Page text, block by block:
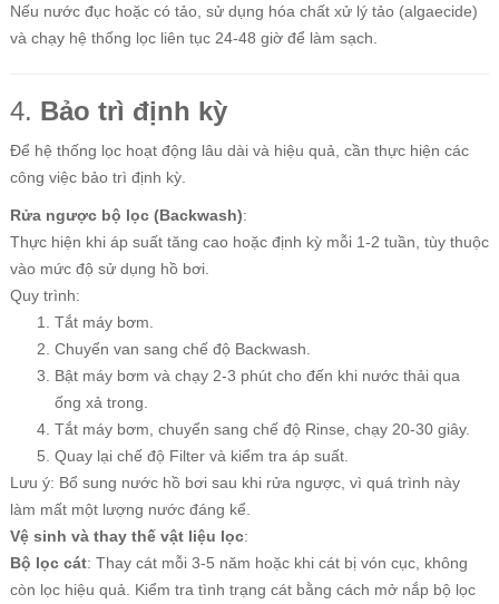
Nếu nước đục hoặc có tảo, sử dụng hóa chất xử lý tảo (algaecide)
và chạy hệ thống lọc liên tục 24-48 giờ để làm sạch.
4. Bảo trì định kỳ
Để hệ thống lọc hoạt động lâu dài và hiệu quả, cần thực hiện các
công việc bảo trì định kỳ.
Rửa ngược bộ lọc (Backwash):
Thực hiện khi áp suất tăng cao hoặc định kỳ mỗi 1-2 tuần, tùy thuộc
vào mức độ sử dụng hồ bơi.
Quy trình:
Tắt máy bơm.
Chuyển van sang chế độ Backwash.
Bật máy bơm và chạy 2-3 phút cho đến khi nước thải qua
ống xả trong.
Tắt máy bơm, chuyển sang chế độ Rinse, chạy 20-30 giây.
Quay lại chế độ Filter và kiểm tra áp suất.
Lưu ý: Bổ sung nước hồ bơi sau khi rửa ngược, vì quá trình này
làm mất một lượng nước đáng kể.
Vệ sinh và thay thế vật liệu lọc:
Bộ lọc cát: Thay cát mỗi 3-5 năm hoặc khi cát bị vón cục, không
còn lọc hiệu quả. Kiểm tra tình trạng cát bằng cách mở nắp bộ lọc